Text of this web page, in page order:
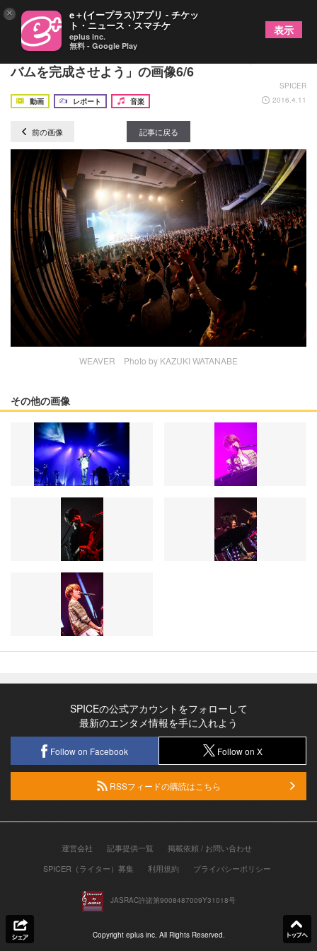
WEAVERの全国ツアー開幕「僕らとみんなでアル
バムを完成させよう」の画像6/6
SPICER
動画
レポート 音楽 2016.4.11
前の画像 記事に戻る
WEAVER Photo by KAZUKI WATANABE
その他の画像
SPICEの公式アカウントをフォローして
最新のエンタメ情報を手に入れよう
Follow on Facebook Follow on X
RSSフィードの購読はこちら
運営会社 記事提供一覧
掲載依頼 / お問い合わせ
SPICER（ライター）募集
利用規約 プライバシーポリシー
JASRAC許諾第9008487009Y31018号
Copyright eplus inc. All Rights Reserved.
× e＋(イープラス)アプリ - チケッ
ト・ニュース・スマチケ
eplus inc.
無料 - Google Play
表示